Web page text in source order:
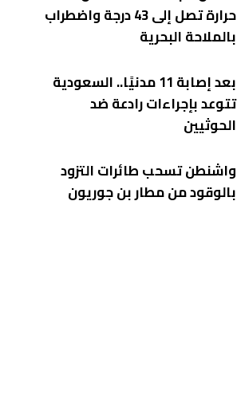
حرارة تصل إلى 43 درجة واضطراب
بالملاحة البحرية
بعد إصابة 11 مدنيًا.. السعودية
تتوعد بإجراءات رادعة ضد
الحوثيين
واشنطن تسحب طائرات التزود
بالوقود من مطار بن جوريون